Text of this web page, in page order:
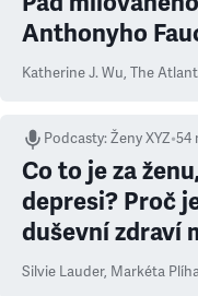
Anthonyho
Katherine J. Wu, The
Podcasty:Ženy XYZ•54
Co to je za
depresi? Proč
duševní zdraví
Silvie Lauder, Markéta